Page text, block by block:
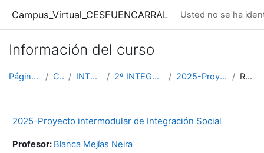
Campus_Virtual_CESFUENCARRAL Usted no se ha
Información del curso
Página Principal Cursos INTEGRACION 2º INTEGRACION DIURNO 2025-Proyecto Integración Resumen
2025-Proyecto intermodular de Integración Social
Profesor: Blanca Mejías Neira